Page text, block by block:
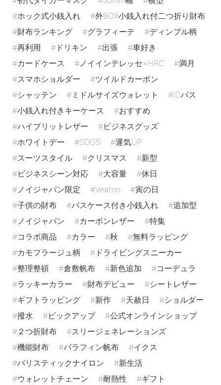
ホック式小銭入れ
外BOX小銭入れ付二つ折り財布
財布ランキング
グラフィーテ
ディンプル柄
再利用
ドリキン 出張
車好き
カードケース
ノイインテレッセ×HRC
満月
スマホショルダー
ツイルドカーボン
シャッテン
ミドルサイズウォレット
IDパス
小銭入れ付きキーケース
おすすめ
ハイブリットレザー
ビジネスグッズ
ホワイトデー
SDGS
運気UP
スーツスタイル
クリスマス
新型
ビジネスシーン対応
大容量
休日
ノイジャパン限定
Veaton
寅の日
子供の財布
パスケース付き小銭入れ
追加型
ノイジャパン
カーボンレザー
特集
コラボ商品
カラー 秋
無料ラッピング
カモフラージュ柄
ドライビングスニーカー
整理整頓
倉敷帆布 新色追加
コーデュラ
ラッキーカラー
財布デビュー
シートレザー
ギフトラッピング
新作 天赦日
ショルダー
撥水
ピックアップ
公式オンラインショップ
２つ折財布
スリージェネレーションズ
機能財布
パラフィン帆布
イクス
バリスティックナイロン
新生活
ウォレットチェーン
耐熱性
ギフト